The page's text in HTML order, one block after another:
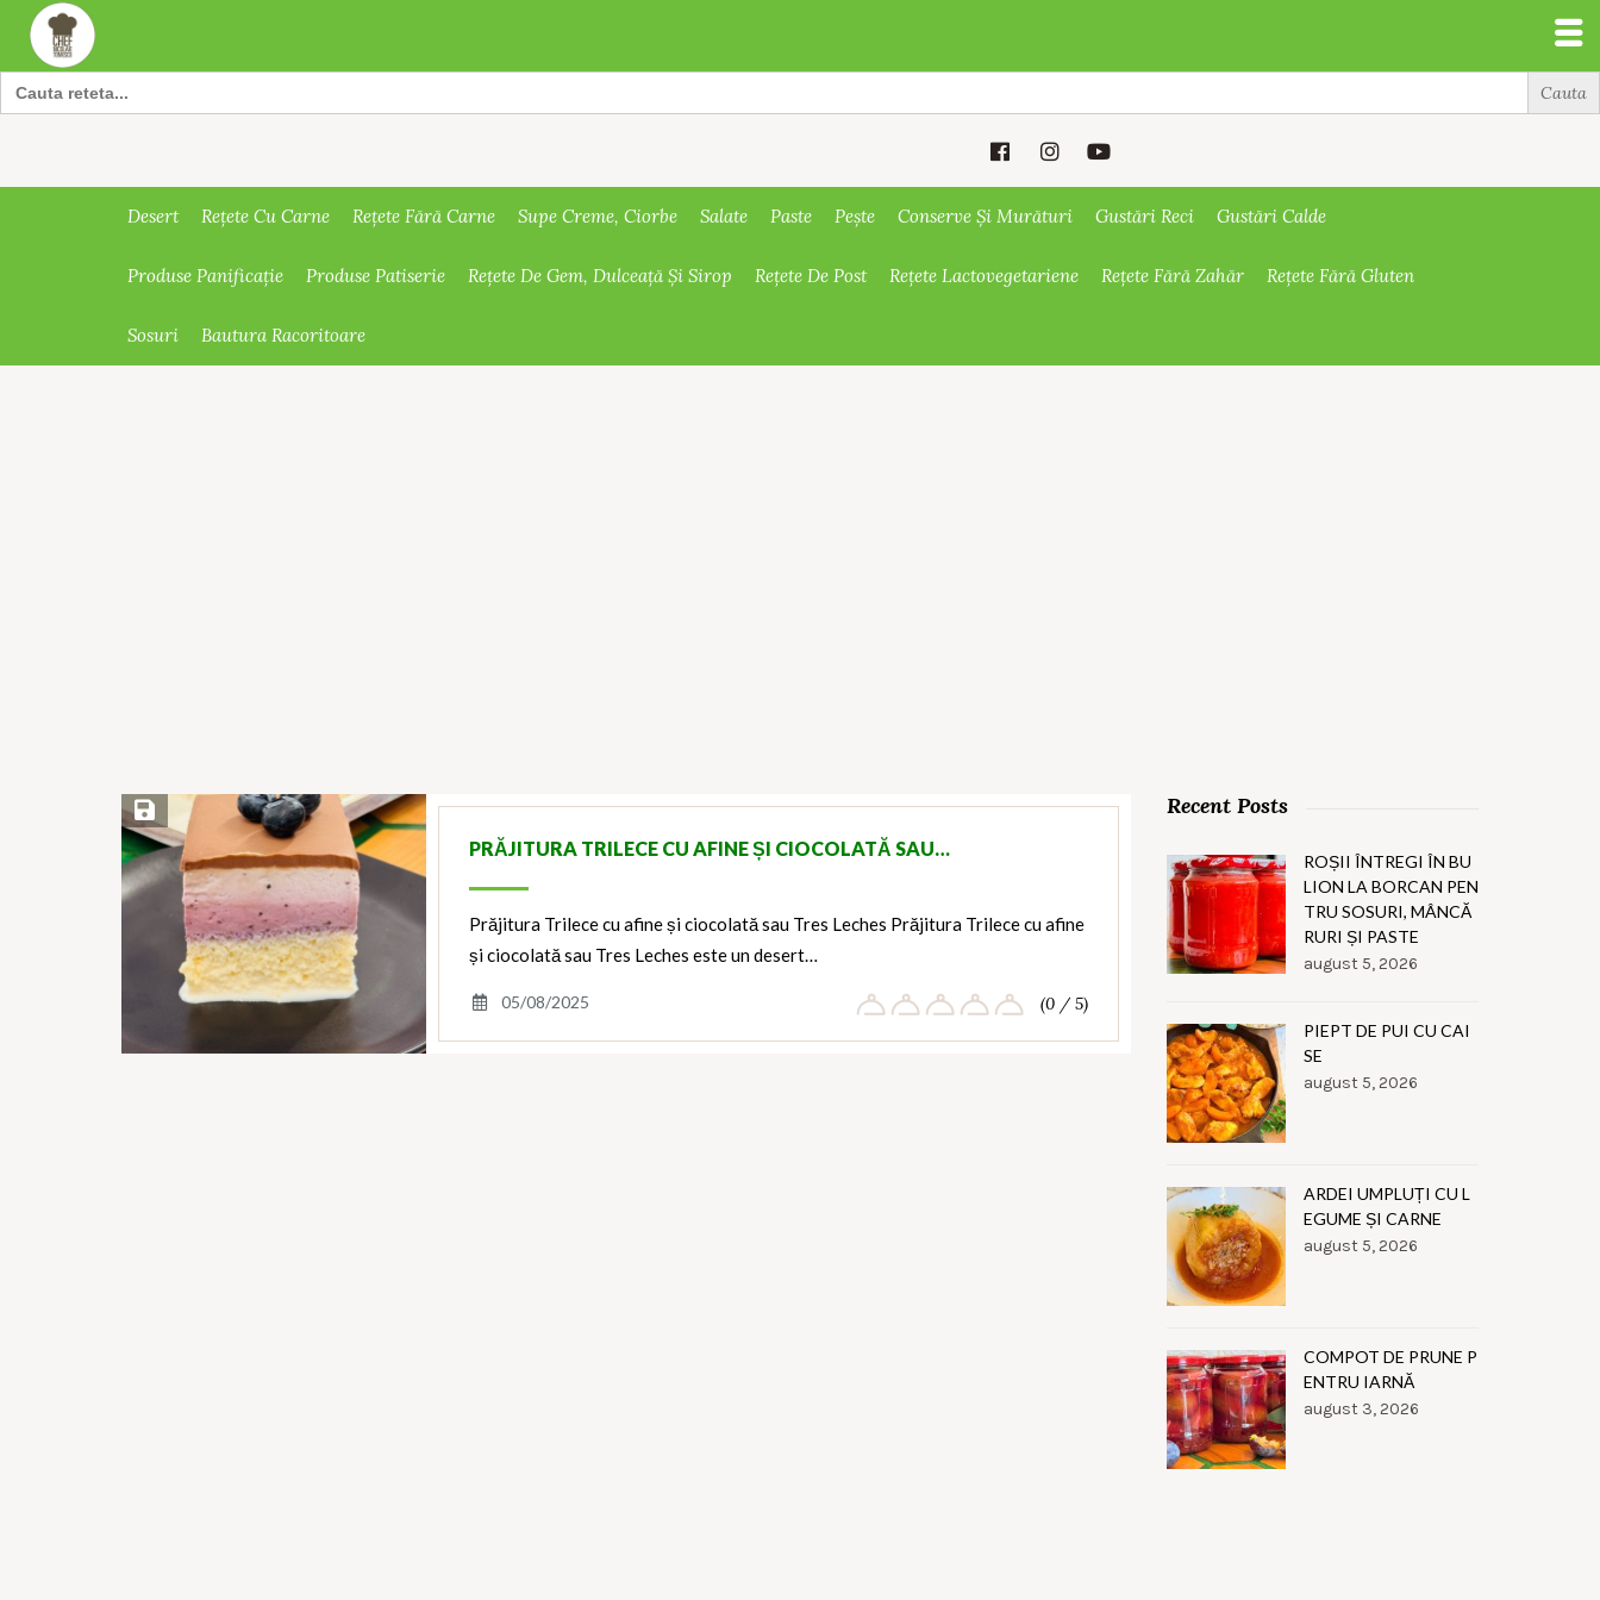
Search
for:
Desert Rețete Cu Carne Rețete Fără Carne Supe Creme, Ciorbe Salate Paste Pește Conserve Și Murături Gustări Reci Gustări Calde
Produse Panificație Produse Patiserie Rețete De Gem, Dulceață Și Sirop Rețete De Post Rețete Lactovegetariene Rețete Fără Zahăr Rețete Fără Gluten
Sosuri Bautura Racoritoare
Save Recipe
PRĂJITURA TRILECE CU AFINE ȘI CIOCOLATĂ SAU…
Prăjitura Trilece cu afine și ciocolată sau Tres Leches Prăjitura Trilece cu afine
și ciocolată sau Tres Leches este un desert…
05/08/2025 (0 / 5)
Recent Posts
ROȘII ÎNTREGI ÎN BU
LION LA BORCAN PEN
TRU SOSURI, MÂNCĂ
RURI ȘI PASTE
august 5, 2026
PIEPT DE PUI CU CAI
SE
august 5, 2026
ARDEI UMPLUȚI CU L
EGUME ȘI CARNE
august 5, 2026
COMPOT DE PRUNE P
ENTRU IARNĂ
august 3, 2026